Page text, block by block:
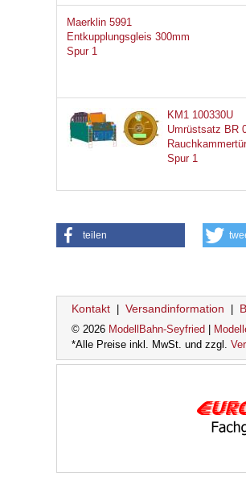
Maerklin 5991
Entkupplungsgleis 300mm
Spur 1
KM1 100330U
Umrüstsatz BR
Rauchkammertür
Spur 1
teilen
Kontakt Versandinformation
© 2026 ModellBahn-Seyfried
*Alle Preise inkl. MwSt. und zzgl.